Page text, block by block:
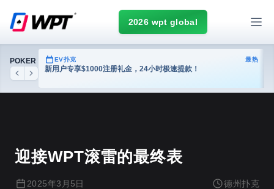
2026 wpt global
POKER
Previous
Next
热门 EV扑克 最热
新用户专享$1000注册礼金，24小时极速提款！
迎接WPT滚雷的最终表
2025年3月5日 德州扑克